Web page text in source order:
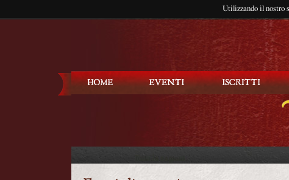
Utilizzando il nostro